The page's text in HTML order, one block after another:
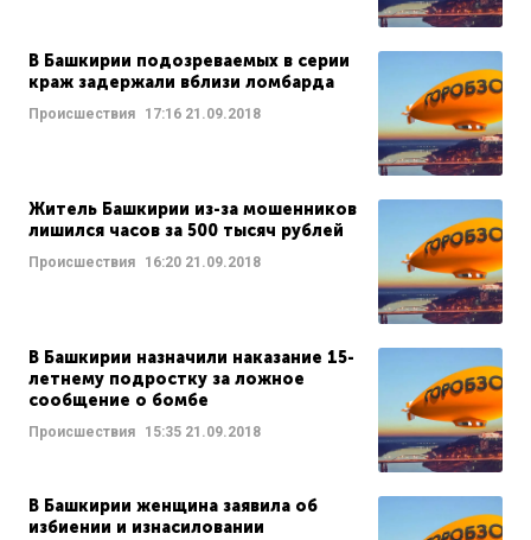
В Башкирии подозреваемых в серии
краж задержали вблизи ломбарда
Происшествия 17:16 21.09.2018
Житель Башкирии из-за мошенников
лишился часов за 500 тысяч рублей
Происшествия 16:20 21.09.2018
В Башкирии назначили наказание 15-
летнему подростку за ложное
сообщение о бомбе
Происшествия 15:35 21.09.2018
В Башкирии женщина заявила об
избиении и изнасиловании